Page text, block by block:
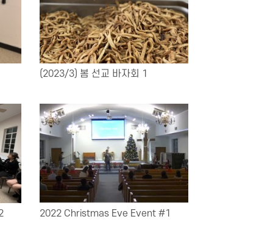
(2023/3) 봄 선교 바자회 1
2022 Christmas Eve Event #1